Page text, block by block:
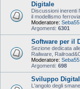
Digitale
Discussioni inerenti
il modellismo
Moderatore: Seba55
Argomenti: 6301
Software per il
Sezione dedicata
Railware,
Moderatore: Seba55
Argomenti: 698
Sviluppo
L'angolo degli